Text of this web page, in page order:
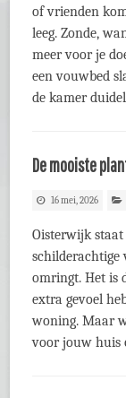
of vrienden
leeg. Zonde,
meer voor je
een vouwbed
de kamer
De mooiste
16 mei, 2026
Oisterwijk staat
schilderachtige
omringt. Het is
extra gevoel
woning. Maar
voor jouw huis